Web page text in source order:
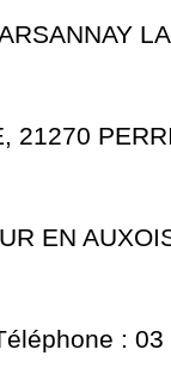
21270
EN
: